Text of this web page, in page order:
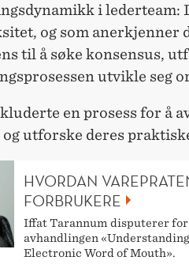
i lederteam:
og som anerkjenner
til å søke konsensus,
utvikle seg
en prosess for å
utforske deres
HVORDAN
FORBRUKERE
Iffat Tarannum disputerer for
avhandlingen
Electronic Word of Mouth».